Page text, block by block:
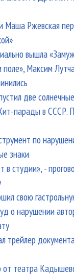
Ржевская
вышла
поле», Максим
две
парады в СССР.
по
знаки
в студии», -
свою
о нарушении
трейлер
от театра